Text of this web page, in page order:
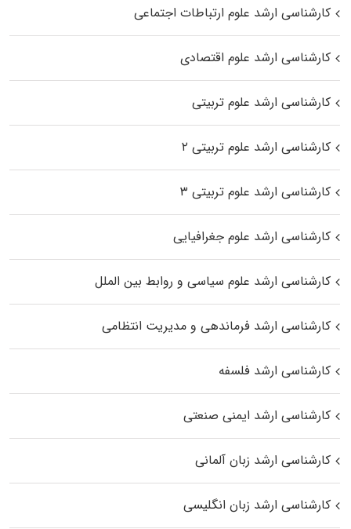
کارشناسی ارشد علوم ارتباطات اجتماعی
کارشناسی ارشد علوم اقتصادی
کارشناسی ارشد علوم تربیتی
کارشناسی ارشد علوم تربیتی ۲
کارشناسی ارشد علوم تربیتی ۳
کارشناسی ارشد علوم جغرافیایی
کارشناسی ارشد علوم سیاسی و روابط بین الملل
کارشناسی ارشد فرماندهی و مدیریت انتظامی
کارشناسی ارشد فلسفه
کارشناسی ارشد ایمنی صنعتی
کارشناسی ارشد زبان آلمانی
کارشناسی ارشد زبان انگلیسی